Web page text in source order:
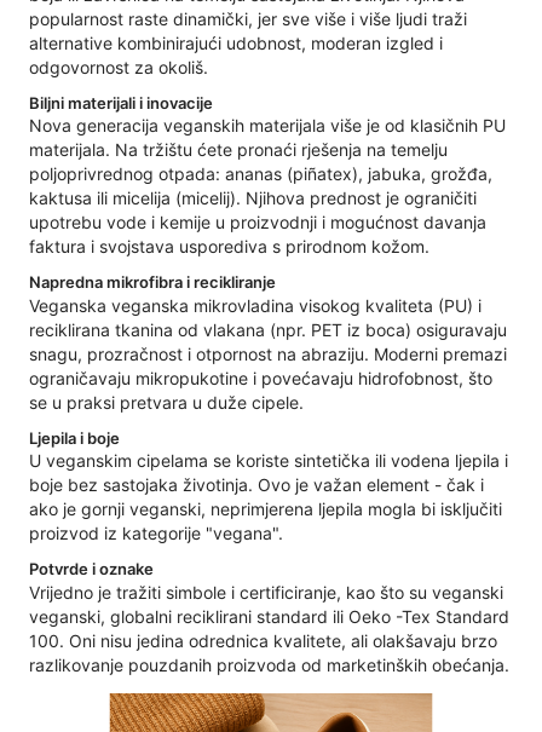
popularnost raste dinamički, jer sve više i više ljudi traži
alternative kombinirajući udobnost, moderan izgled i
odgovornost za okoliš.
Biljni materijali i inovacije
Nova generacija veganskih materijala više je od klasičnih PU
materijala. Na tržištu ćete pronaći rješenja na temelju
poljoprivrednog otpada: ananas (piñatex), jabuka, grožđa,
kaktusa ili micelija (micelij). Njihova prednost je ograničiti
upotrebu vode i kemije u proizvodnji i mogućnost davanja
faktura i svojstava usporediva s prirodnom kožom.
Napredna mikrofibra i recikliranje
Veganska veganska mikrovladina visokog kvaliteta (PU) i
reciklirana tkanina od vlakana (npr. PET iz boca) osiguravaju
snagu, prozračnost i otpornost na abraziju. Moderni premazi
ograničavaju mikropukotine i povećavaju hidrofobnost, što
se u praksi pretvara u duže cipele.
Ljepila i boje
U veganskim cipelama se koriste sintetička ili vodena ljepila i
boje bez sastojaka životinja. Ovo je važan element - čak i
ako je gornji veganski, neprimjerena ljepila mogla bi isključiti
proizvod iz kategorije "vegana".
Potvrde i oznake
Vrijedno je tražiti simbole i certificiranje, kao što su veganski
veganski, globalni reciklirani standard ili Oeko -Tex Standard
100. Oni nisu jedina odrednica kvalitete, ali olakšavaju brzo
razlikovanje pouzdanih proizvoda od marketinških obećanja.